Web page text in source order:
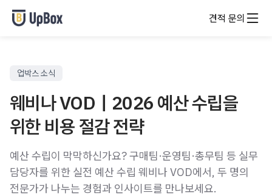
견적 문의
업박스 소식
웨비나 VOD｜2026 예산 수립을
위한 비용 절감 전략
예산 수립이 막막하신가요? 구매팀·운영팀·총무팀 등 실무
담당자를 위한 실전 예산 수립 웨비나 VOD에서, 두 명의
전문가가 나누는 경험과 인사이트를 만나보세요.